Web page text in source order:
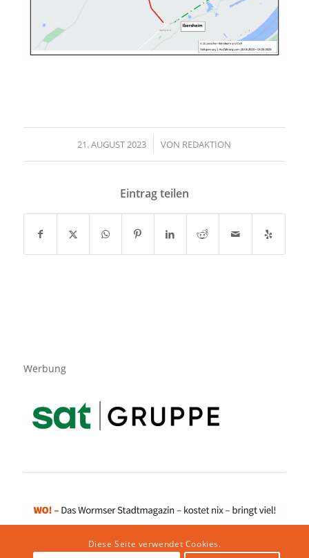
21. AUGUST 2023
/ VON REDAKTION
Eintrag teilen
Werbung
Diese Seite verwendet Cookies.